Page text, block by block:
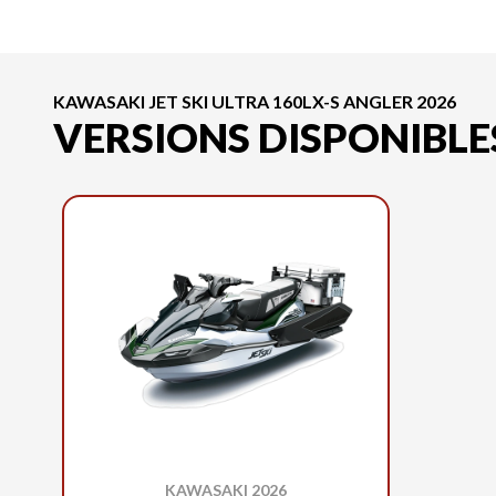
KAWASAKI JET SKI ULTRA 160LX-S ANGLER 2026
VERSIONS
KAWASAKI 2026